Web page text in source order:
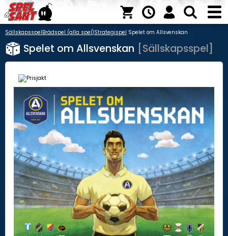
SällskapsspelBrädspel (alla spel)Strategispel Spelet om Allsvenskan
Spelet om Allsvenskan [Sällskapsspel]